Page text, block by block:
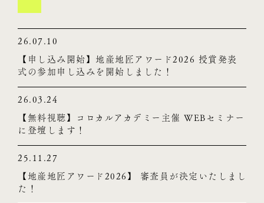
26.07.10
【申し込み開始】地産地匠アワード2026 授賞発表
式の参加申し込みを開始しました！
26.03.24
【無料視聴】コロカルアカデミー主催 WEBセミナー
に登壇します！
25.11.27
【地産地匠アワード2026】 審査員が決定いたしまし
た！